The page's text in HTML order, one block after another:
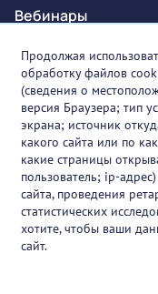
Вебинары
Онлайн-события
Партнеры
О проекте
Вакансии
Блог
Контакты
Продолжая
обработку файлов
(сведения о
версия Браузера; тип
экрана; источник
какого сайта или по
какие страницы
пользователь; ip-
сайта, проведения
статистических
хотите, чтобы ваши
сайт.